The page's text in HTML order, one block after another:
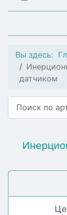
Вы здесь:
датчиком